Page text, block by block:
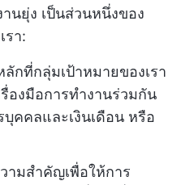
นยุ่ง เป็นส่วนหนึ่งของ
รา:
กที่กลุ่มเป้าหมายของเรา
องมือการทำงานร่วมกัน
คคลและเงินเดือน หรือ
ามสำคัญเพื่อให้การ